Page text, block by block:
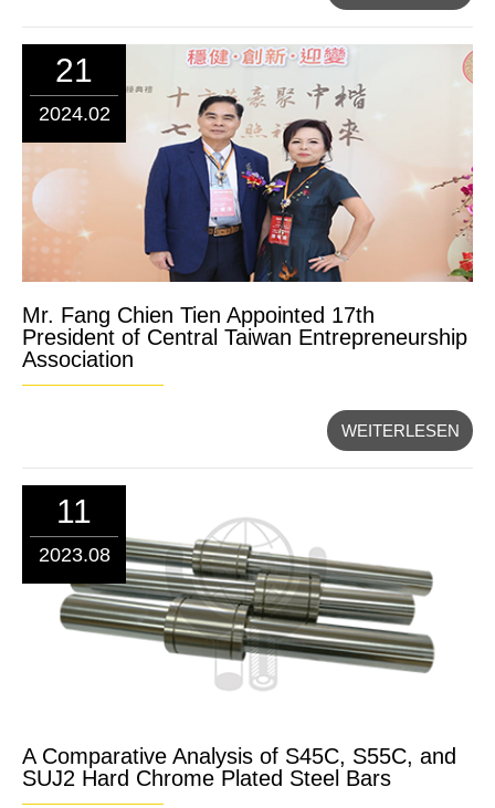
21
2024.02
Mr. Fang Chien Tien Appointed 17th
President of Central Taiwan Entrepreneurship
Association
WEITERLESEN
11
2023.08
A Comparative Analysis of S45C, S55C, and
SUJ2 Hard Chrome Plated Steel Bars